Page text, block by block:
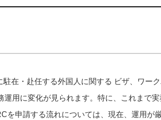
駐在・赴任する外国人に関する ビザ、ワー
運用に変化が見られます。特に、これまで
を申請する流れについては、現在、運用が